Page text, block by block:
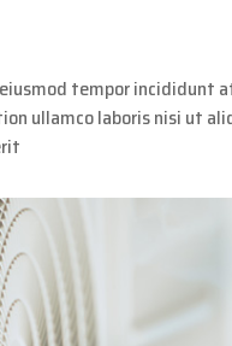
tempor incididunt
ullamco laboris nisi ut